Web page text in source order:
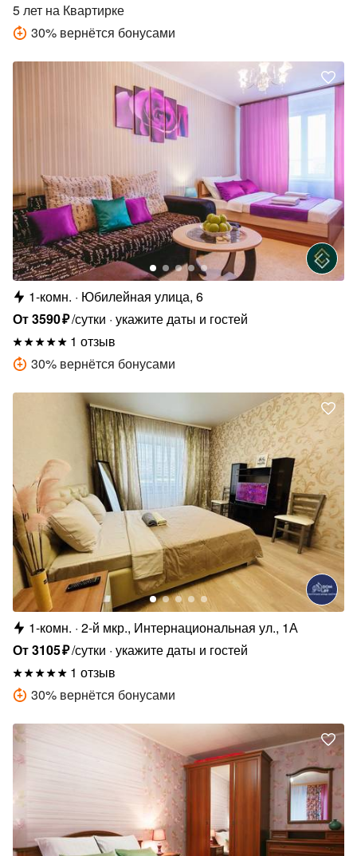
5 лет на Квартирке
30% вернётся бонусами
1-комн.
Юбилейная улица, 6
От3590₽/сутки укажите даты и гостей
1 отзыв
30% вернётся бонусами
1-комн. 2-й мкр., Интернациональная ул., 1А
От3105₽/сутки укажите даты и гостей
1 отзыв
30% вернётся бонусами